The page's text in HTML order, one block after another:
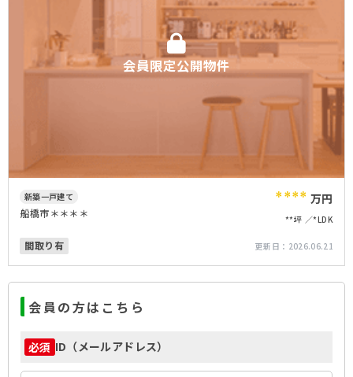
会員限定公開物件
新築一戸建て
船橋市＊＊＊＊ **** 万円
**坪 *LDK
間取り有 更新日： 2026.06.21
会員の方はこちら
必須 ID（メールアドレス）